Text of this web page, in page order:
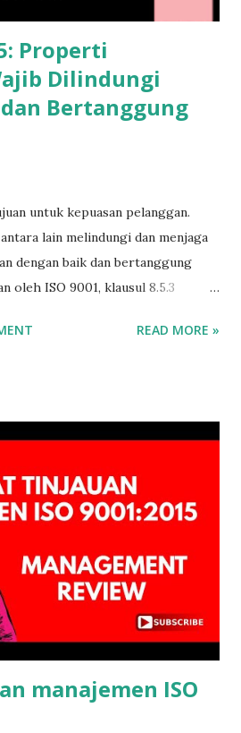
Properti
Dilindungi
Bertanggung
untuk kepuasan pelanggan.
lain melindungi dan menjaga
dengan baik dan bertanggung
oleh ISO 9001, klausul 8.5.3
mengatur pengelolaan properti
READ MORE »
manajemen ISO